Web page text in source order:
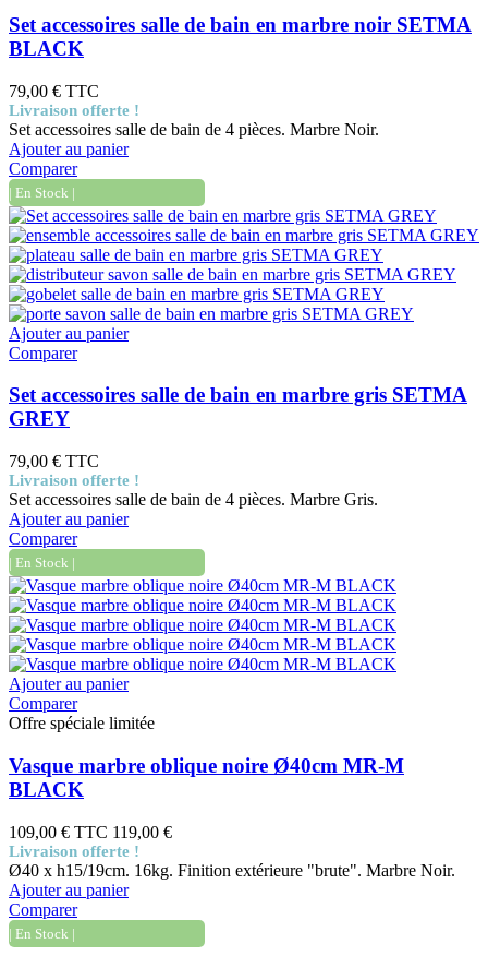
Set accessoires salle de bain en marbre noir SETMA
BLACK
79,00 € TTC
Livraison offerte !
Set accessoires salle de bain de 4 pièces. Marbre Noir.
Ajouter au panier
Comparer
| En Stock |
Ajouter au panier
Comparer
Set accessoires salle de bain en marbre gris SETMA
GREY
79,00 € TTC
Livraison offerte !
Set accessoires salle de bain de 4 pièces. Marbre Gris.
Ajouter au panier
Comparer
| En Stock |
Ajouter au panier
Comparer
Offre spéciale limitée
Vasque marbre oblique noire Ø40cm MR-M
BLACK
109,00 € TTC 119,00 €
Livraison offerte !
Ø40 x h15/19cm. 16kg. Finition extérieure "brute". Marbre Noir.
Ajouter au panier
Comparer
| En Stock |